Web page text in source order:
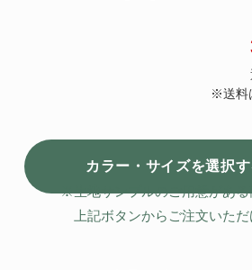
※送料
カラー・サイズを選択
※生地サンプルのご用意がある
上記ボタンからご注文いただ